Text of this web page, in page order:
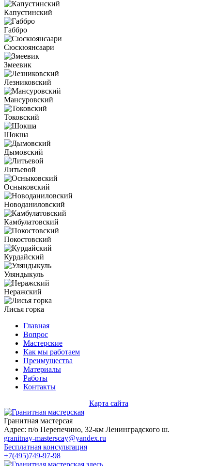
Капустинский
Габбро
Сюскюянсаари
Змеевик
Лезниковский
Мансуровский
Токовский
Шокша
Дымовский
Литьевой
Осныковский
Новоданиловский
Камбулатовский
Покостовский
Курдайский
Уляндыкуль
Неражский
Лисья горка
Главная
Вопрос
Мастерские
Как мы работаем
Преимущества
Материалы
Работы
Контакты
Карта сайта
Гранитная мастерсая
Адрес: п/о Перепечино, 32-км Ленинградского ш.
granitnay-masterscay@yandex.ru
Бесплатная консультация
+7(495)749-97-98